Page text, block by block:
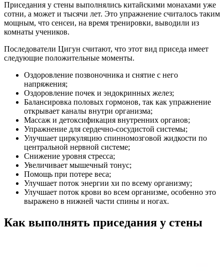
Приседания у стены выполнялись китайскими монахами уже
сотни, а может и тысячи лет. Это упражнение считалось таким
мощным, что сенсеи, на время тренировки, выводили из
комнаты учеников.
Последователи Цигун считают, что этот вид приседа имеет
следующие положительные моменты.
Оздоровление позвоночника и снятие с него
напряжения;
Оздоровление почек и эндокринных желез;
Балансировка половых гормонов, так как упражнение
открывает каналы внутри организма;
Массаж и детоксификация внутренних органов;
Упражнение для сердечно-сосудистой системы;
Улучшает циркуляцию спинномозговой жидкости по
центральной нервной системе;
Снижение уровня стресса;
Увеличивает мышечный тонус;
Помощь при потере веса;
Улучшает поток энергии хи по всему организму;
Улучшает поток крови во всем организме, особенно это
выражено в нижней части спины и ногах.
Как выполнять приседания у стены